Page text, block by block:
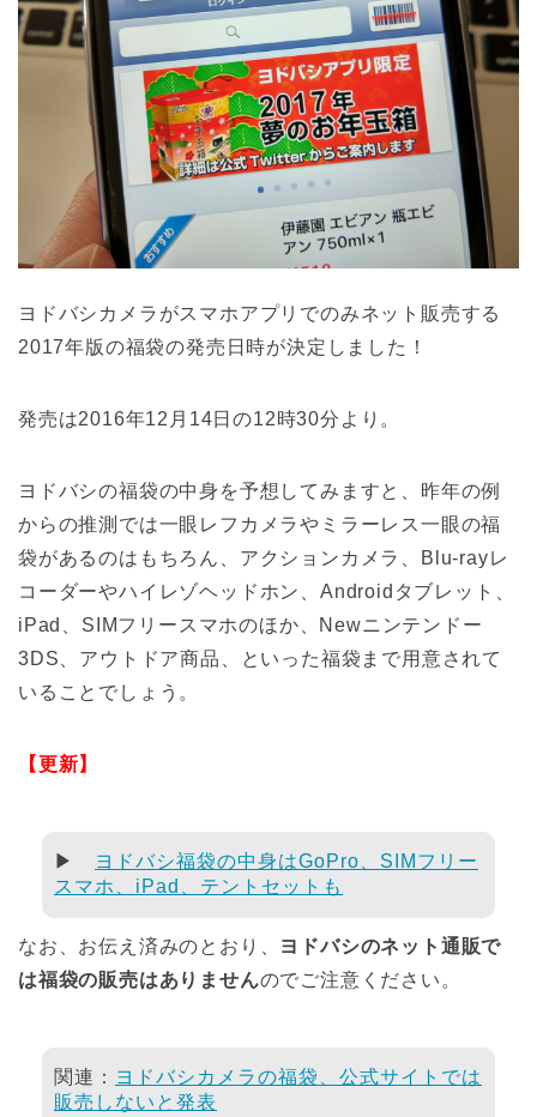
ヨドバシカメラがスマホアプリでのみネット販売する
2017年版の福袋の発売日時が決定しました！
発売は2016年12月14日の12時30分より。
ヨドバシの福袋の中身を予想してみますと、昨年の例
からの推測では一眼レフカメラやミラーレス一眼の福
袋があるのはもちろん、アクションカメラ、Blu-rayレ
コーダーやハイレゾヘッドホン、Androidタブレット、
iPad、SIMフリースマホのほか、Newニンテンドー
3DS、アウトドア商品、といった福袋まで用意されて
いることでしょう。
【更新】
▶
ヨドバシ福袋の中身はGoPro、SIMフリー
スマホ、iPad、テントセットも
なお、お伝え済みのとおり、 ヨドバシのネット通販で
は福袋の販売はありませんのでご注意ください。
関連： ヨドバシカメラの福袋、公式サイトでは
販売しないと発表